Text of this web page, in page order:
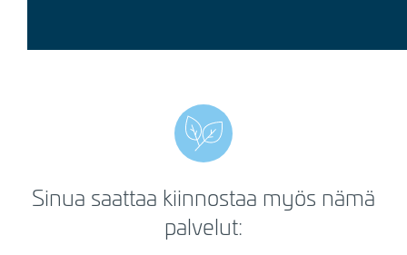
Sinua saattaa kiinnostaa myös nämä
palvelut: